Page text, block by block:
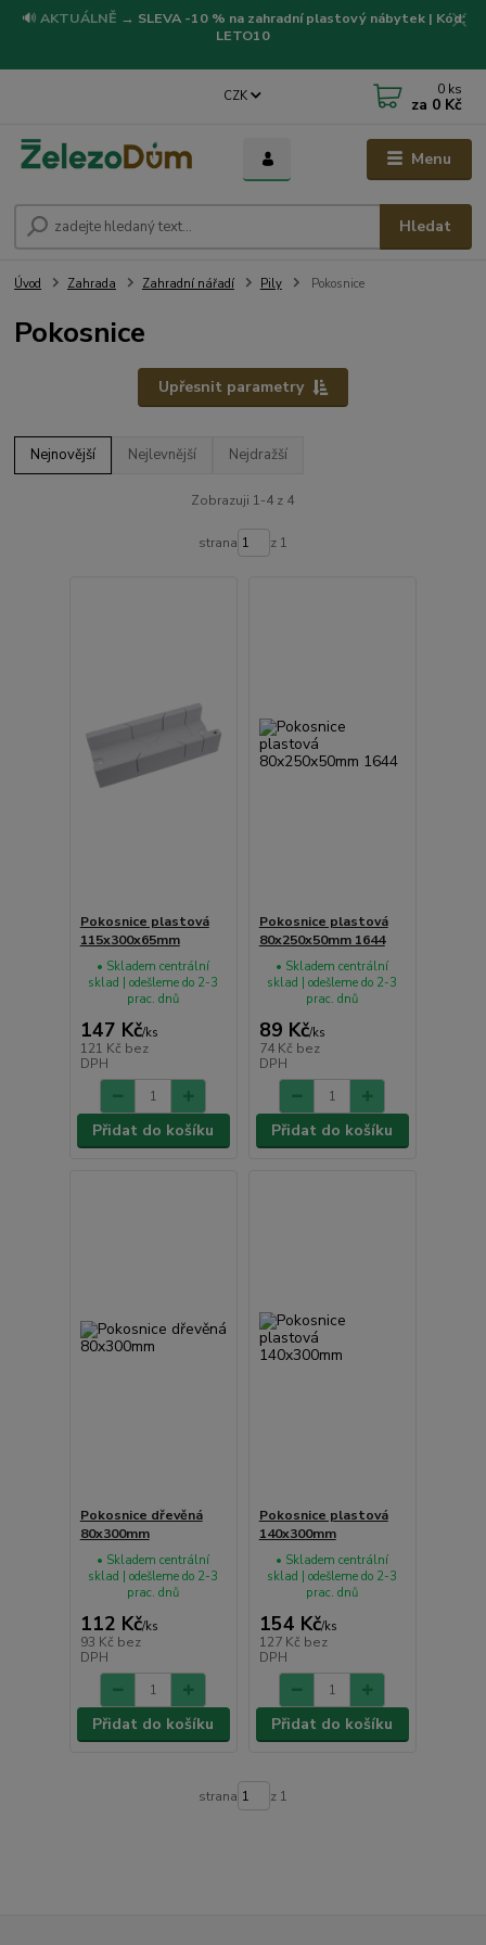
🔊 AKTUÁLNĚ → SLEVA -10 % na zahradní plastový nábytek | Kód:
LETO10
Menu
CZK
Hledat
0 ks
za 0 Kč
Úvod Zahrada Zahradní nářadí Pily Pokosnice
Pokosnice
Upřesnit parametry
Nejnovější Nejlevnější Nejdražší
Zobrazuji 1-4 z 4
strana z 1
Pokosnice plastová
115x300x65mm
147 Kč/ks
121 Kč bez
DPH
• Skladem centrální
sklad | odešleme do 2-3
prac. dnů
Přidat do košíku
Pokosnice plastová
80x250x50mm 1644
89 Kč/ks
74 Kč bez
DPH
• Skladem centrální
sklad | odešleme do 2-3
prac. dnů
Přidat do košíku
Pokosnice dřevěná
80x300mm
112 Kč/ks
93 Kč bez
DPH
• Skladem centrální
sklad | odešleme do 2-3
prac. dnů
Přidat do košíku
Pokosnice plastová
140x300mm
154 Kč/ks
127 Kč bez
DPH
• Skladem centrální
sklad | odešleme do 2-3
prac. dnů
Přidat do košíku
strana z 1